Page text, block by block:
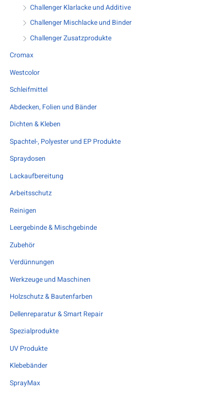
Challenger Klarlacke und Additive
Challenger Mischlacke und Binder
Challenger Zusatzprodukte
Cromax
Westcolor
Schleifmittel
Abdecken, Folien und Bänder
Dichten & Kleben
Spachtel-, Polyester und EP Produkte
Spraydosen
Lackaufbereitung
Arbeitsschutz
Reinigen
Leergebinde & Mischgebinde
Zubehör
Verdünnungen
Werkzeuge und Maschinen
Holzschutz & Bautenfarben
Dellenreparatur & Smart Repair
Spezialprodukte
UV Produkte
Klebebänder
SprayMax